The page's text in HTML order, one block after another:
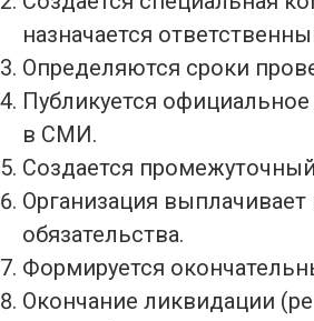
назначается
Определяются сроки
Публикуется
в СМИ.
Создается
Организация
обязательства.
Формируется
Окончание ликвидации